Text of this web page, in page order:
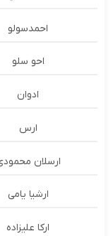
احمدسولو
احو سلو
ادوان
ارس
ارسلان
ارشیا یامی
ارکا علیزاده